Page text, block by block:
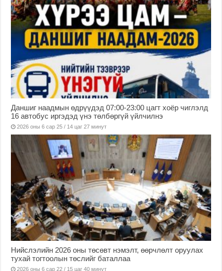
Даншиг наадмын өдрүүдэд 07:00-23:00 цагт хоёр чиглэлд
16 автобус иргэдэд үнэ төлбөргүй үйлчилнэ
2026 оны 6 сар 25 / 14 цаг 27 минут
Нийслэлийн 2026 оны төсөвт нэмэлт, өөрчлөлт оруулах
тухай тогтоолын төслийг баталлаа
2026 оны 6 сар 22 / 15 цаг 40 минут